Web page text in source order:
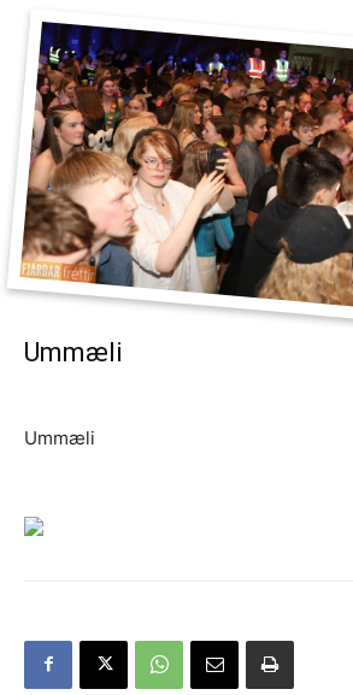
Ummæli
Ummæli